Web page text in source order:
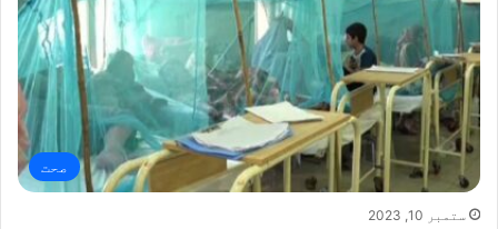
صحت
ستمبر 10, 2023